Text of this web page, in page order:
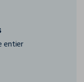
entier